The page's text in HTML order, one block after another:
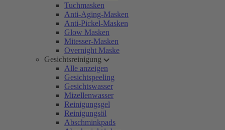
Tuchmasken
Anti-Aging-Masken
Anti-Pickel-Masken
Glow Masken
Mitesser-Masken
Overnight Maske
Gesichtsreinigung
Alle anzeigen
Gesichtspeeling
Gesichtswasser
Mizellenwasser
Reinigungsgel
Reinigungsöl
Abschminkpads